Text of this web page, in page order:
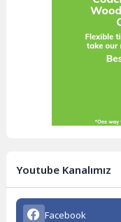
Youtube Kanalımız
Facebook